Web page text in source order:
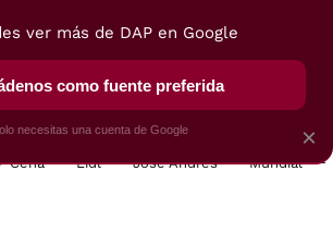
SELECCIÓN VEGUI
Cena Lidl José Andrés Mundial
×
ver más de DAP en Google
como fuente preferida
necesitas una cuenta de Google